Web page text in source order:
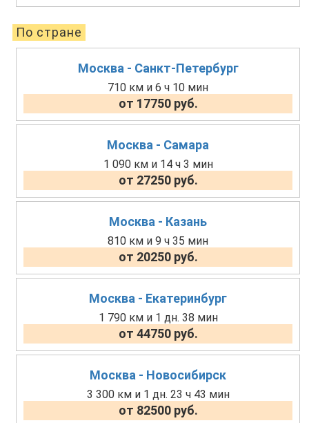
По стране
Москва - Санкт-Петербург
710 км и 6 ч 10 мин
от 17750 руб.
Москва - Самара
1 090 км и 14 ч 3 мин
от 27250 руб.
Москва - Казань
810 км и 9 ч 35 мин
от 20250 руб.
Москва - Екатеринбург
1 790 км и 1 дн. 38 мин
от 44750 руб.
Москва - Новосибирск
3 300 км и 1 дн. 23 ч 43 мин
от 82500 руб.